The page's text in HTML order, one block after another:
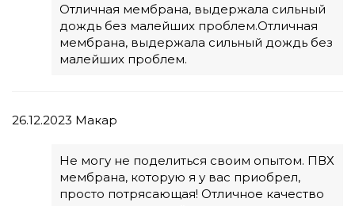
Отличная мембрана, выдержала сильный
дождь без малейших проблем.Отличная
мембрана, выдержала сильный дождь без
малейших проблем.
26.12.2023 Макар
Не могу не поделиться своим опытом. ПВХ
мембрана, которую я у вас приобрел,
просто потрясающая! Отличное качество